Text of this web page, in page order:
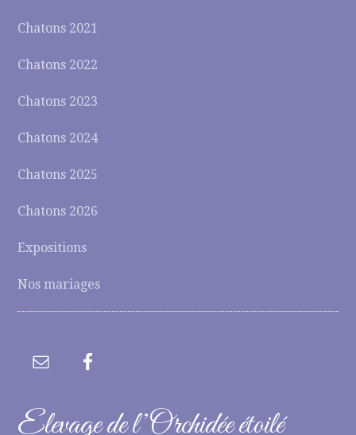
Chatons 2021
Chatons 2022
Chatons 2023
Chatons 2024
Chatons 2025
Chatons 2026
Expositions
Nos mariages
Elevage de l’Orchidée étoilé